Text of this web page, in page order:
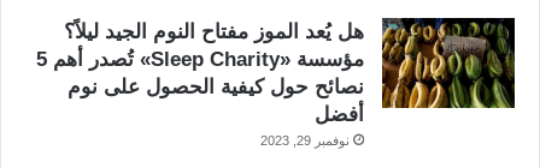
هل يُعد الموز مفتاح النوم الجيد ليلاً؟
مؤسسة «Sleep Charity» تُصدر أهم 5
نصائح حول كيفية الحصول على نوم
أفضل
نوفمبر 29, 2023